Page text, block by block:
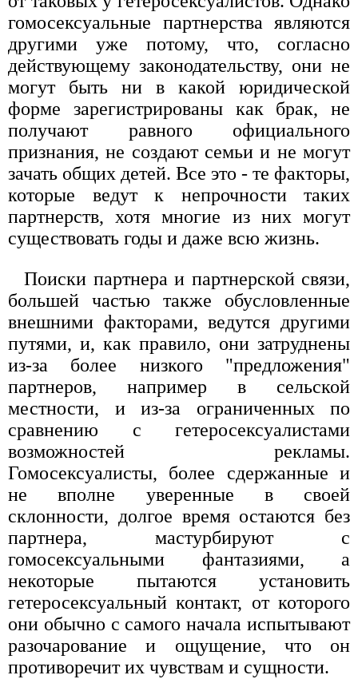
гомосексуальные партнерства являются
другими уже потому, что, согласно
действующему законодательству, они не
могут быть ни в какой юридической
форме зарегистрированы как брак, не
получают равного официального
признания, не создают семьи и не могут
зачать общих детей. Все это - те факторы,
которые ведут к непрочности таких
партнерств, хотя многие из них могут
существовать годы и даже всю жизнь.
Поиски партнера и партнерской связи,
большей частью также обусловленные
внешними факторами, ведутся другими
путями, и, как правило, они затруднены
из-за более низкого "предложения"
партнеров, например в сельской
местности, и из-за ограниченных по
сравнению с гетеросексуалистами
возможностей рекламы.
Гомосексуалисты, более сдержанные и
не вполне уверенные в своей
склонности, долгое время остаются без
партнера, мастурбируют с
гомосексуальными фантазиями, а
некоторые пытаются установить
гетеросексуальный контакт, от которого
они обычно с самого начала испытывают
разочарование и ощущение, что он
противоречит их чувствам и сущности.